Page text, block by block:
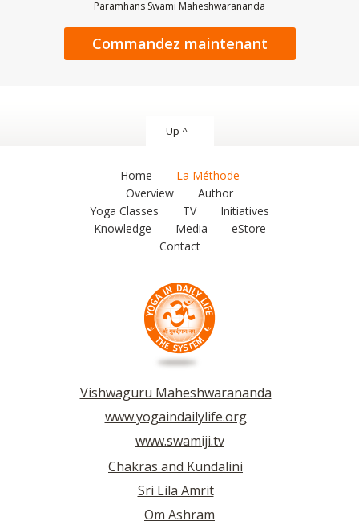
Paramhans Swami Maheshwarananda
Commandez maintenant
Up ^
Home
La Méthode
Overview
Author
Yoga Classes
TV
Initiatives
Knowledge
Media
eStore
Contact
Vishwaguru Maheshwarananda
www.yogaindailylife.org
www.swamiji.tv
Chakras and Kundalini
Sri Lila Amrit
Om Ashram